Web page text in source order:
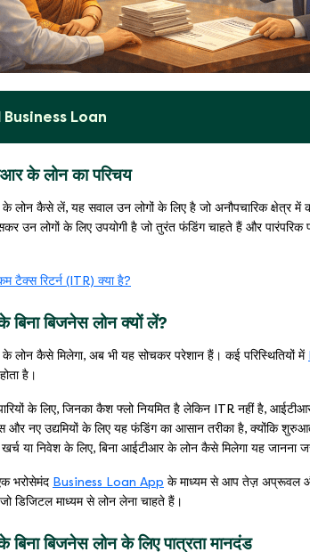
Business Loan
के लोन का परिचय
के लोन कैसे लें, यह सवाल उन लोगों के लिए है जो अनौपचारिक क्षेत्र
उन लोगों के लिए उपयोगी है जो तुरंत फंडिंग चाहते हैं और पारंपरिक
टैक्स रिटर्न (ITR) क्या है?
बिजनेस लोन क्यों लें?
लोन कैसे मिलेगा, अब भी यह सोचकर परेशान हैं। कई परिस्थितियों में
है।
के लिए, जिनका कैश फ्लो नियमित है लेकिन ITR नहीं है,
और नए उद्यमियों के लिए यह फंडिंग का आसान तरीका है, क्योंकि
या निवेश के लिए, बिना आईटीआर के लोन कैसे मिलेगा यह जानना
भरोसेमंद Business Loan App के माध्यम से आप तेज़ अप्रूवल
डिजिटल माध्यम से लोन लेना चाहते हैं।
बिजनेस लोन के लिए पात्रता मानदंड